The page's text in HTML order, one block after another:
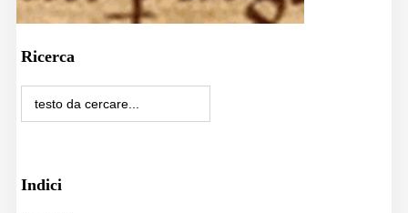
Ricerca
Indici